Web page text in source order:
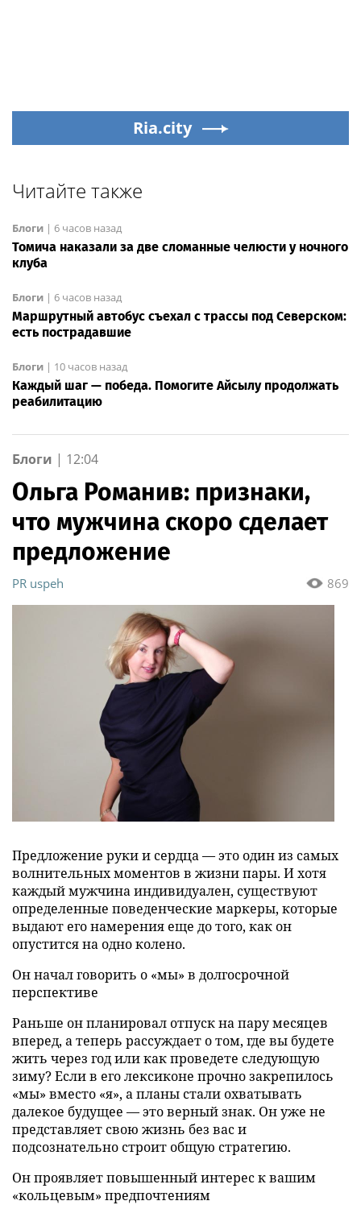
Ria.city
Читайте также
Блоги | 6 часов назад
Томича наказали за две сломанные челюсти у ночного
клуба
Блоги | 6 часов назад
Маршрутный автобус съехал с трассы под Северском:
есть пострадавшие
Блоги | 10 часов назад
Каждый шаг — победа. Помогите Айсылу продолжать
реабилитацию
Блоги | 12:04
Ольга Романив: признаки,
что мужчина скоро сделает
предложение
869
PR uspeh
Предложение руки и сердца — это один из самых
волнительных моментов в жизни пары. И хотя
каждый мужчина индивидуален, существуют
определенные поведенческие маркеры, которые
выдают его намерения еще до того, как он
опустится на одно колено.
Он начал говорить о «мы» в долгосрочной
перспективе
Раньше он планировал отпуск на пару месяцев
вперед, а теперь рассуждает о том, где вы будете
жить через год или как проведете следующую
зиму? Если в его лексиконе прочно закрепилось
«мы» вместо «я», а планы стали охватывать
далекое будущее — это верный знак. Он уже не
представляет свою жизнь без вас и
подсознательно строит общую стратегию.
Он проявляет повышенный интерес к вашим
«кольцевым» предпочтениям